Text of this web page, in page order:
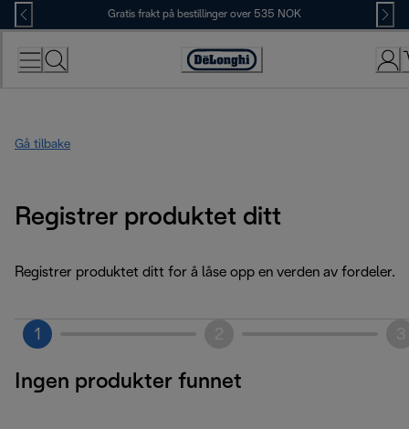
Skip
to
Content
Gratis frakt på bestillinger over 535 NOK
Accessibility
Gå tilbake
Registrer produktet ditt
Registrer produktet ditt for å låse opp en verden av fordeler.
1
Ingen produkter funnet